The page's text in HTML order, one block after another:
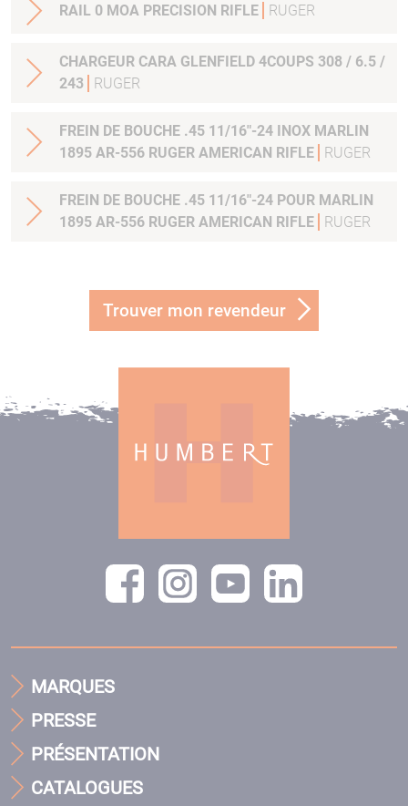
RAIL 0 MOA PRECISION RIFLE RUGER
CHARGEUR CARA GLENFIELD 4COUPS 308 / 6.5 /
243
RUGER
FREIN DE BOUCHE .45 11/16"-24 INOX MARLIN
1895 AR-556 RUGER AMERICAN RIFLE
RUGER
FREIN DE BOUCHE .45 11/16"-24 POUR MARLIN
1895 AR-556 RUGER AMERICAN RIFLE
RUGER
Trouver mon revendeur
MARQUES
PRESSE
PRÉSENTATION
CATALOGUES